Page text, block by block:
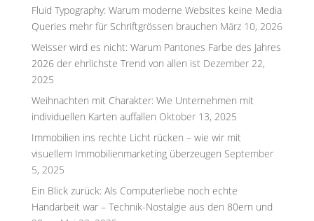
Fluid Typography: Warum moderne Websites keine Media
Queries mehr für Schriftgrössen brauchen März 10, 2026
Weisser wird es nicht: Warum Pantones Farbe des Jahres
2026 der ehrlichste Trend von allen ist Dezember 22,
2025
Weihnachten mit Charakter: Wie Unternehmen mit
individuellen Karten auffallen Oktober 13, 2025
Immobilien ins rechte Licht rücken – wie wir mit
visuellem Immobilienmarketing überzeugen September
5, 2025
Ein Blick zurück: Als Computerliebe noch echte
Handarbeit war – Technik-Nostalgie aus den 80ern und